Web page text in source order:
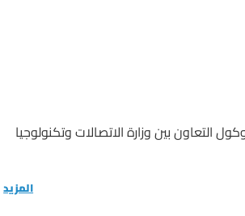
التعاون بين وزارة الاتصالات وتكنولوجيا
المزيد